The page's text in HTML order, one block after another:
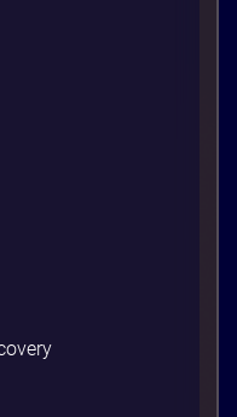
server production
về phiên bản thư
– những thứ